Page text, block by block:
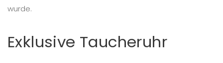
wurde.
Exklusive Taucheruhr